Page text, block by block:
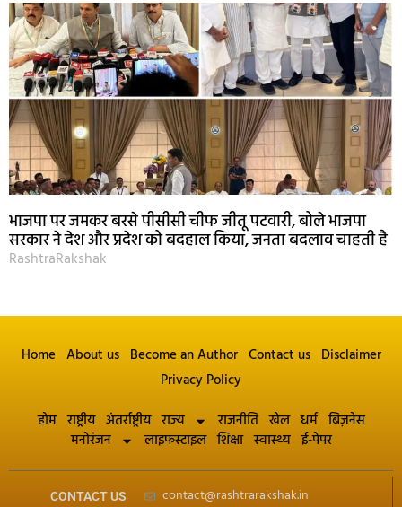
भाजपा पर जमकर बरसे पीसीसी चीफ जीतू पटवारी, बोले भाजपा
सरकार ने देश और प्रदेश को बदहाल किया, जनता बदलाव चाहती है
RashtraRakshak
Home About us Become an Author Contact us Disclaimer
Privacy Policy
होम राष्ट्रीय अंतर्राष्ट्रीय राज्य राजनीति खेल धर्म बिज़नेस
मनोरंजन
लाइफस्टाइल शिक्षा स्वास्थ्य ई-पेपर
CONTACT US contact@rashtrarakshak.in